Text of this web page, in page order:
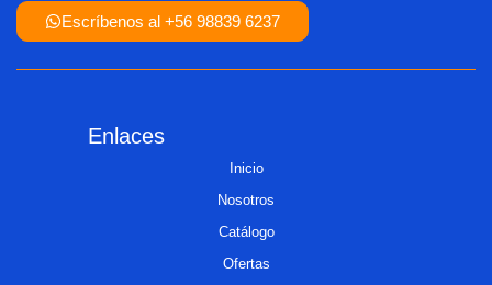
Escríbenos al +56 98839 6237
Enlaces
Inicio
Nosotros
Catálogo
Ofertas